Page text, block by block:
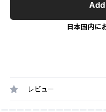
日本国内に
レビュー